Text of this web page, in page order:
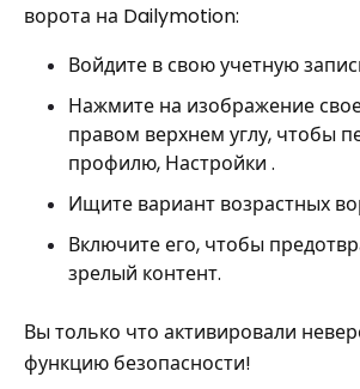
ворота на Dailymotion:
Войдите в свою учетную
Нажмите на изображение
правом верхнем углу, чтобы
профилю, Настройки .
Ищите вариант возрастных
Включите его, чтобы
зрелый контент.
Вы только что активировали
функцию безопасности!